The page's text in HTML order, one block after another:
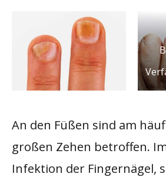
An den Füßen sind am
großen Zehen betroffen.
Infektion der Fingernägel,